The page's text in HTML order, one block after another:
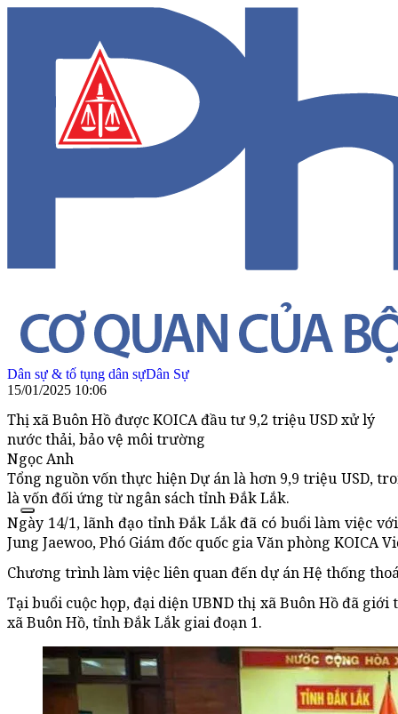
Dân sự & tố tụng dân sựDân Sự
15/01/2025 10:06
Thị xã Buôn Hồ được KOICA đầu tư 9,2 triệu USD xử lý
nước thải, bảo vệ môi trường
Ngọc Anh
Tổng nguồn vốn thực hiện Dự án là hơn 9,9 triệu USD,
là vốn đối ứng từ ngân sách tỉnh Đắk Lắk.
Ngày 14/1, lãnh đạo tỉnh Đắk Lắk đã có buổi làm việc
Jung Jaewoo, Phó Giám đốc quốc gia Văn phòng KOICA
Chương trình làm việc liên quan đến dự án Hệ thống
Tại buổi cuộc họp, đại diện UBND thị xã Buôn Hồ đã
xã Buôn Hồ, tỉnh Đắk Lắk giai đoạn 1.